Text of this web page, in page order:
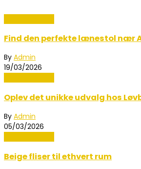
Find den perfekte lænestol nær
By Admin
19/03/2026
Oplev det unikke udvalg hos
By Admin
05/03/2026
Beige fliser til ethvert rum